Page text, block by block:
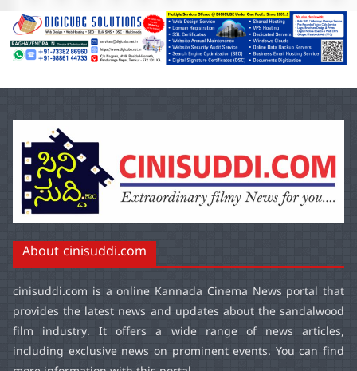
About cinisuddi.com
cinisuddi.com is a online Kannada Cinema News portal that
provides the latest news and updates about the sandalwood
film industry. It offers a wide range of news articles,
including exclusive news on prominent events. You can find